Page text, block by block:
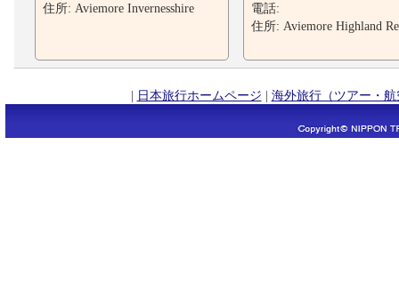
住所: Aviemore Invernesshire
電話:
住所: Aviemore Highland
| 日本旅行ホームページ | 海外旅行（ツアー・航